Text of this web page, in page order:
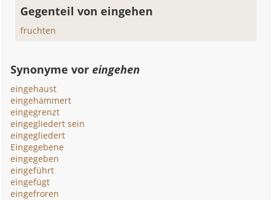
Gegenteil von eingehen
fruchten
Synonyme voreingehen
eingehaust
eingehämmert
eingegrenzt
eingegliedert sein
eingegliedert
Eingegebene
eingegeben
eingeführt
eingefügt
eingefroren